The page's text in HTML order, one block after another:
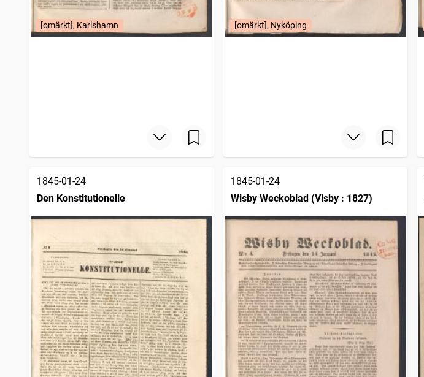
[omärkt], Karlshamn [omärkt], Nyköping
1845-01-24
Den Konstitutionelle
1845-01-24
Wisby Weckoblad (Visby : 1827)